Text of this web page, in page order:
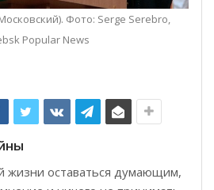
Фото: Serge Serebro,
Popular News
жизни оставаться думающим,